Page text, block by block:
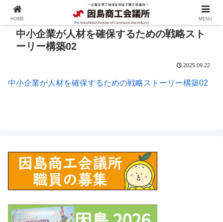
中小企業が人材を確保するための戦略スト
ーリー構築02
2025.09.22
中小企業が人材を確保するための戦略ストーリー構築02
HOME MENU